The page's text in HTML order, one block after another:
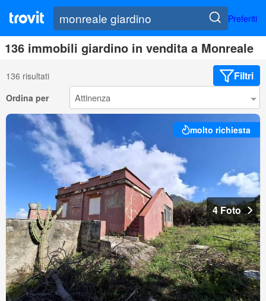
Preferiti
136 immobili giardino in vendita a Monreale
136 risultati Filtri
Ordina per
molto richiesta
4 Foto